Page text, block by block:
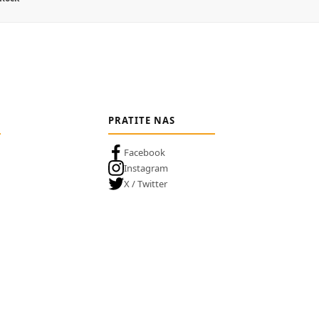
PRATITE NAS
Facebook
Instagram
X / Twitter